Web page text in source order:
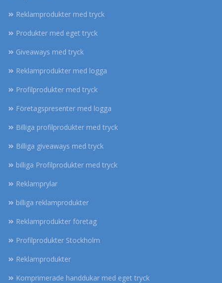
Reklamprodukter med tryck
Produkter med eget tryck
Giveaways med tryck
Reklamprodukter med logga
Profilprodukter med tryck
Företagspresenter med logga
Billiga profilprodukter med tryck
Billiga giveaways med tryck
billiga Profilprodukter med tryck
Reklamprylar
billiga reklamprodukter
Reklamprodukter företag
Profilprodukter Stockholm
Reklamprodukter
Komprimerade handdukar med eget tryck